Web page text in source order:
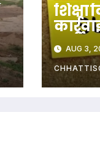
शिक्षा
पार्टी
होने
को
AUG 3,